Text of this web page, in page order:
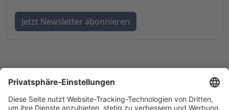
© 1998-2026by GSC Research GmbH
Datenschutz